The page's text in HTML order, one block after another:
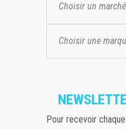
Choisir un marché
Choisir une
Pour recevoir